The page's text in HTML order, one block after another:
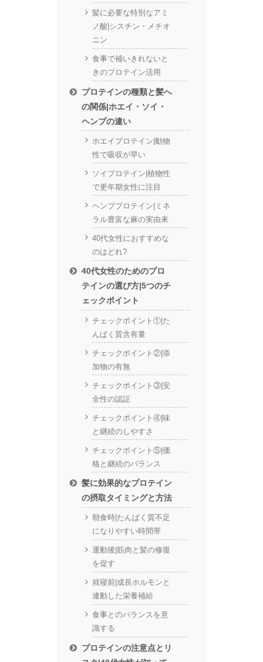
髪に必要な特別なアミ
ノ酸|シスチン・メチオ
ニン
食事で補いきれないと
きのプロテイン活用
プロテインの種類と髪へ
の関係|ホエイ・ソイ・
ヘンプの違い
ホエイプロテイン|動物
性で吸収が早い
ソイプロテイン|植物性
で更年期女性に注目
ヘンププロテイン|ミネ
ラル豊富な麻の実由来
40代女性におすすめな
のはどれ?
40代女性のためのプロ
テインの選び方|5つのチ
ェックポイント
チェックポイント①|た
んぱく質含有量
チェックポイント②|添
加物の有無
チェックポイント③|安
全性の認証
チェックポイント④|味
と継続のしやすさ
チェックポイント⑤|価
格と継続のバランス
髪に効果的なプロテイン
の摂取タイミングと方法
朝食時|たんぱく質不足
になりやすい時間帯
運動後|筋肉と髪の修復
を促す
就寝前|成長ホルモンと
連動した栄養補給
食事とのバランスを意
識する
プロテインの注意点とリ